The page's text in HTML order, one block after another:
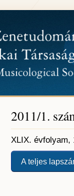
2011/1.
XLIX. évfolyam,
A teljes